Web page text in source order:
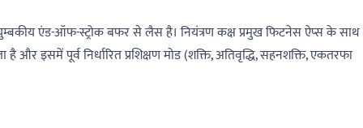
एंड-ऑफ-स्ट्रोक बफर से लैस है। नियंत्रण कक्ष प्रमुख फिटनेस ऐप्स के साथ
इसमें पूर्व निर्धारित प्रशिक्षण मोड (शक्ति, अतिवृद्धि, सहनशक्ति, एकतरफा